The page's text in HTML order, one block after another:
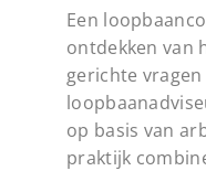
Een
ontdekken van
gerichte
op basis van
praktijk